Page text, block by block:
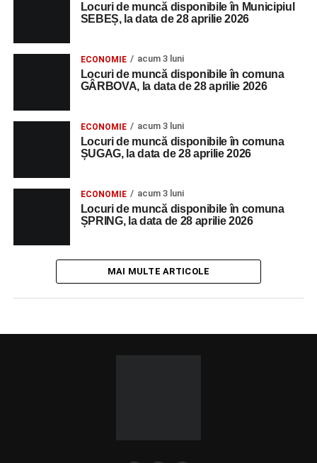
Locuri de muncă disponibile în Municipiul
SEBEȘ, la data de 28 aprilie 2026
ECONOMIE acum 3 luni
Locuri de muncă disponibile în comuna
GÂRBOVA, la data de 28 aprilie 2026
ECONOMIE acum 3 luni
Locuri de muncă disponibile în comuna
ȘUGAG, la data de 28 aprilie 2026
ECONOMIE acum 3 luni
Locuri de muncă disponibile în comuna
ȘPRING, la data de 28 aprilie 2026
MAI MULTE ARTICOLE